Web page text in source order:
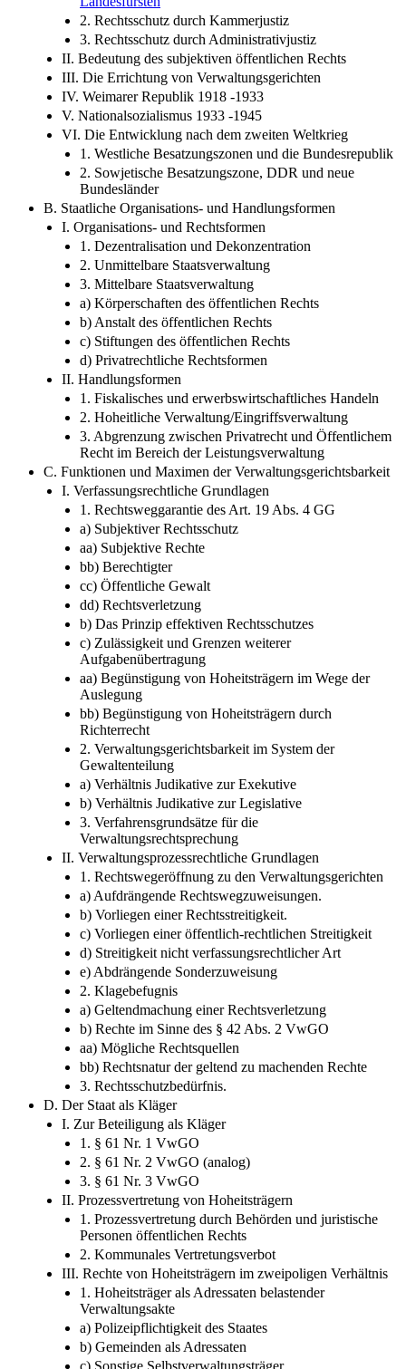
2. Rechtsschutz durch Kammerjustiz
3. Rechtsschutz durch Administrativjustiz
II. Bedeutung des subjektiven öffentlichen Rechts
III. Die Errichtung von Verwaltungsgerichten
IV. Weimarer Republik 1918 -1933
V. Nationalsozialismus 1933 -1945
VI. Die Entwicklung nach dem zweiten Weltkrieg
1. Westliche Besatzungszonen und die Bundesrepublik
2. Sowjetische Besatzungszone, DDR und neue
Bundesländer
B. Staatliche Organisations- und Handlungsformen
I. Organisations- und Rechtsformen
1. Dezentralisation und Dekonzentration
2. Unmittelbare Staatsverwaltung
3. Mittelbare Staatsverwaltung
a) Körperschaften des öffentlichen Rechts
b) Anstalt des öffentlichen Rechts
c) Stiftungen des öffentlichen Rechts
d) Privatrechtliche Rechtsformen
II. Handlungsformen
1. Fiskalisches und erwerbswirtschaftliches Handeln
2. Hoheitliche Verwaltung/Eingriffsverwaltung
3. Abgrenzung zwischen Privatrecht und Öffentlichem
Recht im Bereich der Leistungsverwaltung
C. Funktionen und Maximen der Verwaltungsgerichtsbarkeit
I. Verfassungsrechtliche Grundlagen
1. Rechtsweggarantie des Art. 19 Abs. 4 GG
a) Subjektiver Rechtsschutz
aa) Subjektive Rechte
bb) Berechtigter
cc) Öffentliche Gewalt
dd) Rechtsverletzung
b) Das Prinzip effektiven Rechtsschutzes
c) Zulässigkeit und Grenzen weiterer
Aufgabenübertragung
aa) Begünstigung von Hoheitsträgern im Wege der
Auslegung
bb) Begünstigung von Hoheitsträgern durch
Richterrecht
2. Verwaltungsgerichtsbarkeit im System der
Gewaltenteilung
a) Verhältnis Judikative zur Exekutive
b) Verhältnis Judikative zur Legislative
3. Verfahrensgrundsätze für die
Verwaltungsrechtsprechung
II. Verwaltungsprozessrechtliche Grundlagen
1. Rechtswegeröffnung zu den Verwaltungsgerichten
a) Aufdrängende Rechtswegzuweisungen.
b) Vorliegen einer Rechtsstreitigkeit.
c) Vorliegen einer öffentlich-rechtlichen Streitigkeit
d) Streitigkeit nicht verfassungsrechtlicher Art
e) Abdrängende Sonderzuweisung
2. Klagebefugnis
a) Geltendmachung einer Rechtsverletzung
b) Rechte im Sinne des § 42 Abs. 2 VwGO
aa) Mögliche Rechtsquellen
bb) Rechtsnatur der geltend zu machenden Rechte
3. Rechtsschutzbedürfnis.
D. Der Staat als Kläger
I. Zur Beteiligung als Kläger
1. § 61 Nr. 1 VwGO
2. § 61 Nr. 2 VwGO (analog)
3. § 61 Nr. 3 VwGO
II. Prozessvertretung von Hoheitsträgern
1. Prozessvertretung durch Behörden und juristische
Personen öffentlichen Rechts
2. Kommunales Vertretungsverbot
III. Rechte von Hoheitsträgern im zweipoligen Verhältnis
1. Hoheitsträger als Adressaten belastender
Verwaltungsakte
a) Polizeipflichtigkeit des Staates
b) Gemeinden als Adressaten
c) Sonstige Selbstverwaltungsträger